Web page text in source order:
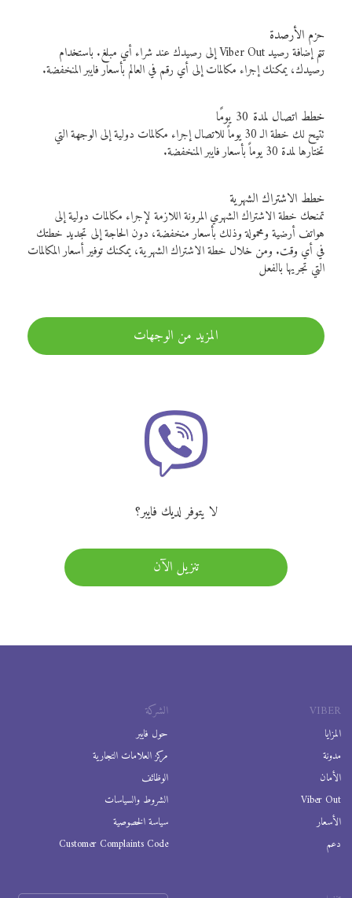
حزم الأرصدة
تتم إضافة رصيد Viber Out إلى رصيدك عند شراء أي مبلغ. باستخدام
رصيدك، يمكنك إجراء مكالمات إلى أي رقم في العالم بأسعار فايبر المنخفضة.
خطط اتصال لمدة 30 يومًا
تتيح لك خطة الـ 30 يوماً للاتصال إجراء مكالمات دولية إلى الوجهة التي
تختارها لمدة 30 يوماً بأسعار فايبر المنخفضة.
خطط الاشتراك الشهرية
تمنحك خطة الاشتراك الشهري المرونة اللازمة لإجراء مكالمات دولية إلى
هواتف أرضية ومحمولة وذلك بأسعار منخفضة، دون الحاجة إلى تجديد خطتك
في أي وقت. ومن خلال خطة الاشتراك الشهرية، يمكنك توفير أسعار المكالمات
التي تجريها بالفعل
المزيد من الوجهات
لا يتوفر لديك فايبر؟
تنزيل الآن
VIBER
المزايا
مدونة
الأمان
Viber Out
الأسعار
دعم
الشركة
حول فايبر
مركز العلامات التجارية
الوظائف
الشروط والسياسات
سياسة الخصوصية
Customer Complaints Code